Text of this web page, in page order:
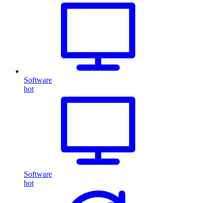
Software
hot
Software
hot